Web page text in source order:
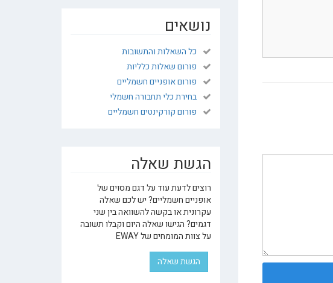
נושאים
כל השאלות והתשובות
פורום שאלות כלליות
פורום אופניים חשמליים
בחירת כלי תחבורה חשמלי
פורום קורקינטים חשמליים
הגשת שאלה
רוצים לדעת עוד על דגם מסוים של
אופניים חשמליים? יש לכם שאלה
עקרונית או בקשה להשוואה בין שני
דגמים? הגישו שאלה היום וקבלו תשובה
על צוות המומחים של EWAY
הגשת שאלה